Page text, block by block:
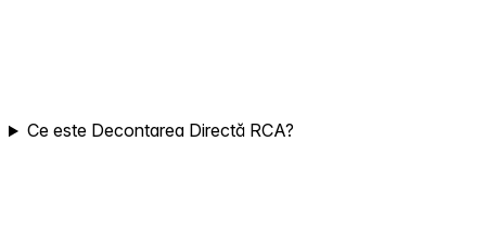
Ce este Decontarea Directă RCA?